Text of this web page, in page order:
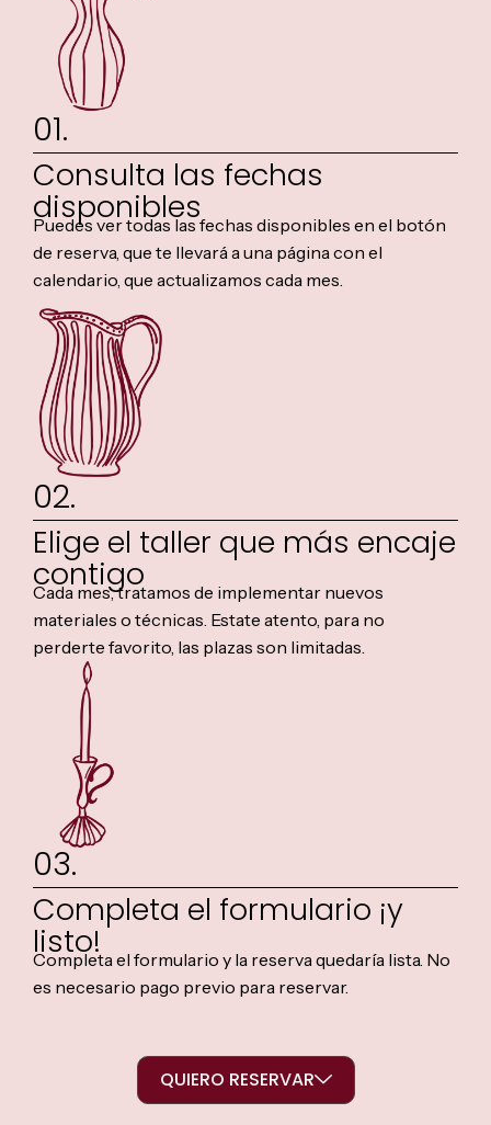
01.
Consulta las fechas
disponibles
Puedes ver todas las fechas disponibles en el botón
de reserva, que te llevará a una página con el
calendario, que actualizamos cada mes.
02.
Elige el taller que más encaje
contigo
Cada mes, tratamos de implementar nuevos
materiales o técnicas. Estate atento, para no
perderte favorito, las plazas son limitadas.
03.
Completa el formulario ¡y
listo!
Completa el formulario y la reserva quedaría lista. No
es necesario pago previo para reservar.
QUIERO RESERVAR